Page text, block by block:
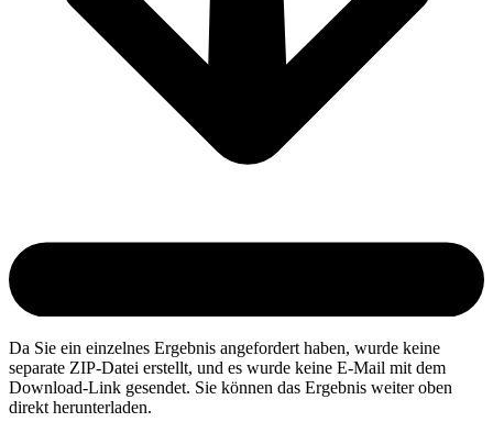
Da Sie ein einzelnes Ergebnis angefordert haben, wurde keine
separate ZIP-Datei erstellt, und es wurde keine E-Mail mit dem
Download-Link gesendet. Sie können das Ergebnis weiter oben
direkt herunterladen.